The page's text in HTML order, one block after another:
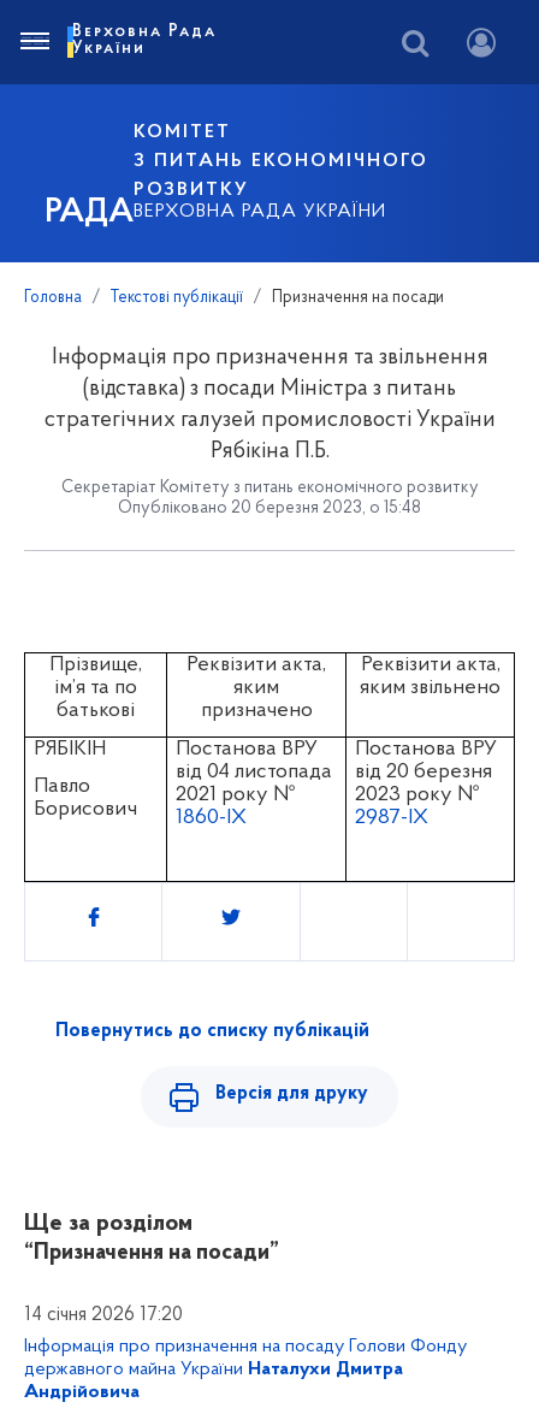
РАДА
КОМІТЕТ
З ПИТАНЬ ЕКОНОМІЧНОГО
РОЗВИТКУ
ВЕРХОВНА РАДА УКРАЇНИ
Верховна Рада
України
Головна Текстові публікації Призначення на посади
Інформація про призначення та звільнення
(відставка) з посади Міністра з питань
стратегічних галузей промисловості України
Рябікіна П.Б.
Секретаріат Комітету з питань економічного розвитку
Опубліковано 20 березня 2023, о 15:48
Прізвище,
ім’я та по
батькові
Реквізити акта,
яким
призначено
Реквізити акта,
яким звільнено
РЯБІКІН
Павло
Борисович
Постанова ВРУ
від04 листопада
2021 року №
1860-ІХ
Постанова ВРУ
від 20 березня
2023 року №
2987-ІХ
Поділитись
Повернутись до списку публікацій
Версія для друку
Ще за розділом
“Призначення на посади”
14 січня 2026 17:20
Інформація про призначення на посаду Голови Фонду
державного майна України Наталухи Дмитра
Андрійовича